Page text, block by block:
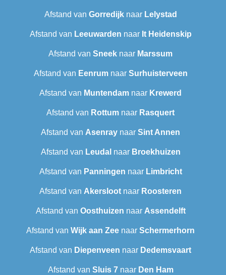
Afstand van Gorredijknaar Lelystad
Afstand van Leeuwarden naar It Heidenskip
Afstand van Sneek‎ naar Marssum
Afstand van Eenrumnaar Surhuisterveen
Afstand van Muntendam naar Krewerd
Afstand van Rottum naar Rasquert
Afstand van Asenray naar Sint Annen
Afstand van Leudal‎ naar Broekhuizen
Afstand van Panningen naar Limbricht
Afstand van Akersloot naar Roosteren
Afstand van Oosthuizen naar Assendelft
Afstand van Wijk aan Zee naar Schermerhorn
Afstand van Diepenveen naar Dedemsvaart
Afstand van Sluis 7naar Den Ham